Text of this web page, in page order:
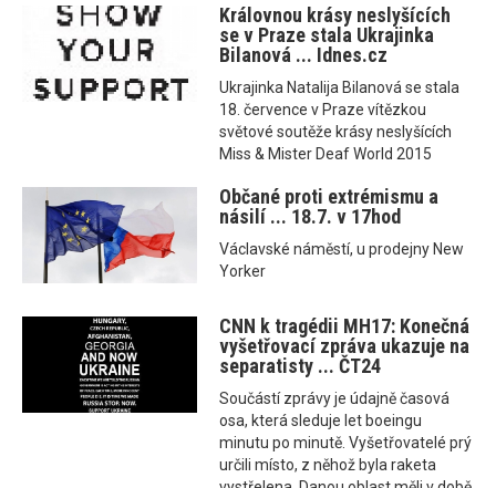
Královnou krásy neslyšících
se v Praze stala Ukrajinka
Bilanová ... Idnes.cz
Ukrajinka Natalija Bilanová se stala
18. července v Praze vítězkou
světové soutěže krásy neslyšících
Miss & Mister Deaf World 2015
Občané proti extrémismu a
násilí ... 18.7. v 17hod
Václavské náměstí, u prodejny New
Yorker
CNN k tragédii MH17: Konečná
vyšetřovací zpráva ukazuje na
separatisty ... ČT24
Součástí zprávy je údajně časová
osa, která sleduje let boeingu
minutu po minutě. Vyšetřovatelé prý
určili místo, z něhož byla raketa